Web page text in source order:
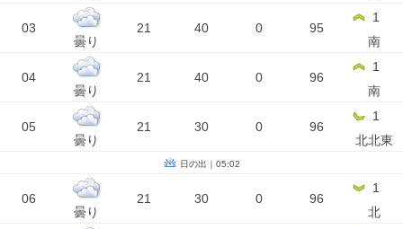
03
曇り
21 40 0 95
1
南
04
曇り
21 40 0 96
1
南
05
曇り
21 30 0 96
1
北北東
日の出｜05:02
06
曇り
21 30 0 96
1
北